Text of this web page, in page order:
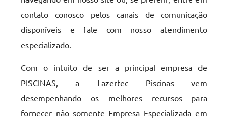
contato conosco pelos canais de comunicação
disponíveis e fale com nosso atendimento
especializado.
Com o intuito de ser a principal empresa de
PISCINAS, a Lazertec Piscinas vem
desempenhando os melhores recursos para
fornecer não somente Empresa Especializada em